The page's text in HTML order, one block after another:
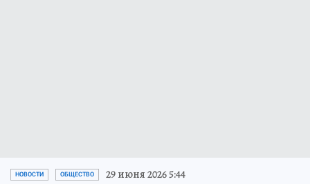
НОВОСТИ ОБЩЕСТВО 29 июня 2026 5:44